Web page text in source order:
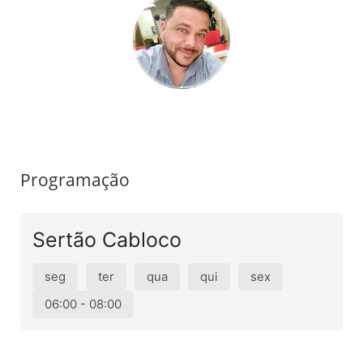
Programação
Sertão Cabloco
seg ter qua qui
sex
06:00 - 08:00